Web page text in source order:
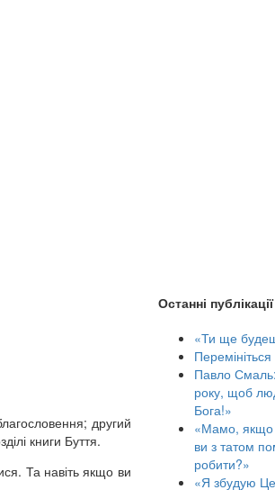
другий
книги Буття.
Та навіть якщо ви
Останні публікації
«Ти ще
Павло
року, щоб
Бога!»
«Мамо, якщо
ви з татом
робити?»
«Я збудую